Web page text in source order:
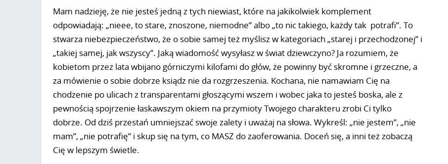
Mam nadzieję, że nie jesteś jedną z tych niewiast, które na jakikolwiek komplement
odpowiadają: „nieee, to stare, znoszone, niemodne” albo „to nic takiego, każdy tak potrafi”. To
stwarza niebezpieczeństwo, że o sobie samej też myślisz w kategoriach „starej i przechodzonej” i
„takiej samej, jak wszyscy”. Jaką wiadomość wysyłasz w świat dziewczyno? Ja rozumiem, że
kobietom przez lata wbijano górniczymi kilofami do głów, że powinny być skromne i grzeczne, a
za mówienie o sobie dobrze ksiądz nie da rozgrzeszenia. Kochana, nie namawiam Cię na
chodzenie po ulicach z transparentami głoszącymi wszem i wobec jaka to jesteś boska, ale z
pewnością spojrzenie łaskawszym okiem na przymioty Twojego charakteru zrobi Ci tylko
dobrze. Od dziś przestań umniejszać swoje zalety i uważaj na słowa. Wykreśl: „nie jestem”, „nie
mam”, „nie potrafię” i skup się na tym, co MASZ do zaoferowania. Doceń się, a inni też zobaczą
Cię w lepszym świetle.